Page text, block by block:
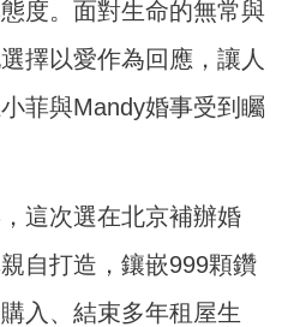
度。面對生命的無常與
擇以愛作為回應，讓人
菲與Mandy婚事受到矚
這次選在北京補辦婚
自打造，鑲嵌999顆鑽
入、結束多年租屋生